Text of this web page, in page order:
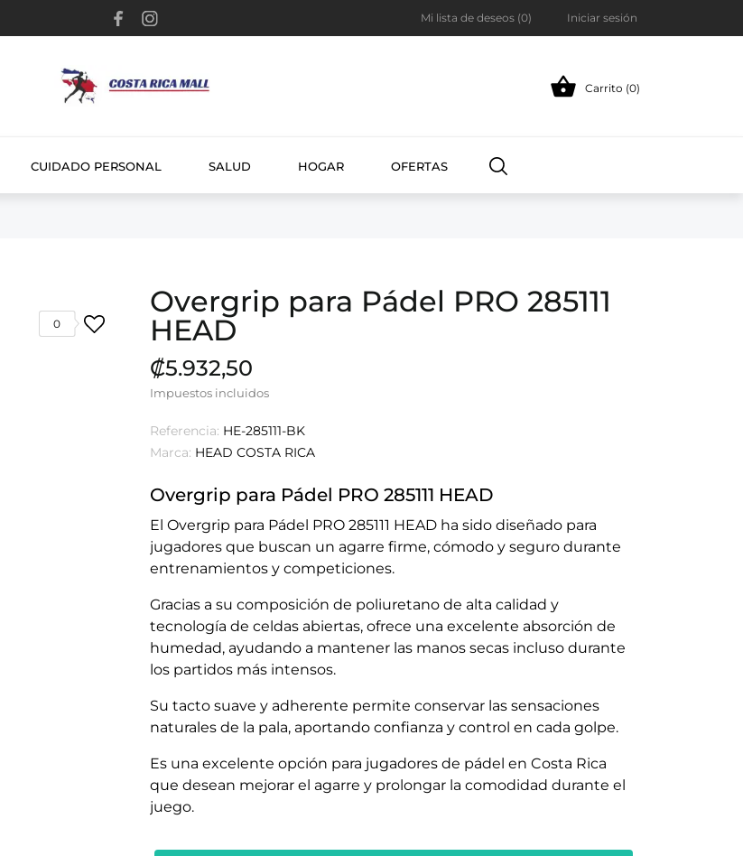
Mi lista de deseos (0) Iniciar sesión
 Carrito (0)
CUIDADO PERSONAL SALUD HOGAR OFERTAS
0
Overgrip para Pádel PRO 285111
HEAD
₡5.932,50
Impuestos incluidos
Referencia: HE-285111-BK
Marca: HEAD COSTA RICA
Overgrip para Pádel PRO 285111 HEAD
El Overgrip para Pádel PRO 285111 HEAD ha sido diseñado para
jugadores que buscan un agarre firme, cómodo y seguro durante
entrenamientos y competiciones.
Gracias a su composición de poliuretano de alta calidad y
tecnología de celdas abiertas, ofrece una excelente absorción de
humedad, ayudando a mantener las manos secas incluso durante
los partidos más intensos.
Su tacto suave y adherente permite conservar las sensaciones
naturales de la pala, aportando confianza y control en cada golpe.
Es una excelente opción para jugadores de pádel en Costa Rica
que desean mejorar el agarre y prolongar la comodidad durante el
juego.